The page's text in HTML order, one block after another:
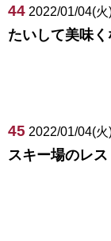
44 2022/01/04(
たいして美味
45 2022/01/04(
スキー場のレ